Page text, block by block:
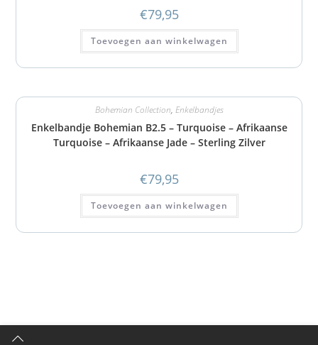
€79,95
Toevoegen aan winkelwagen
Bohemian Collection, Enkelbandjes
Enkelbandje Bohemian B2.5 – Turquoise – Afrikaanse
Turquoise – Afrikaanse Jade – Sterling Zilver
€79,95
Toevoegen aan winkelwagen